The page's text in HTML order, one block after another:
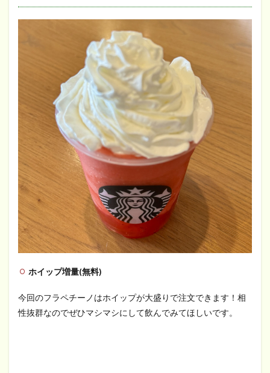
ホイップ増量(無料)
今回のフラペチーノはホイップが大盛りで注文できます！相
性抜群なのでぜひマシマシにして飲んでみてほしいです。